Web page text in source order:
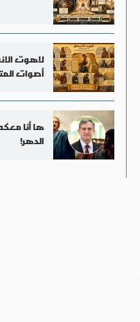
لاهوت
أصوات
ها أنا
الدهر!